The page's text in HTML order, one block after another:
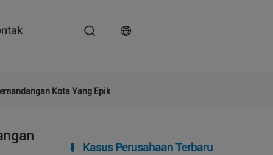
Kota Yang Epik
Kasus Perusahaan Terbaru